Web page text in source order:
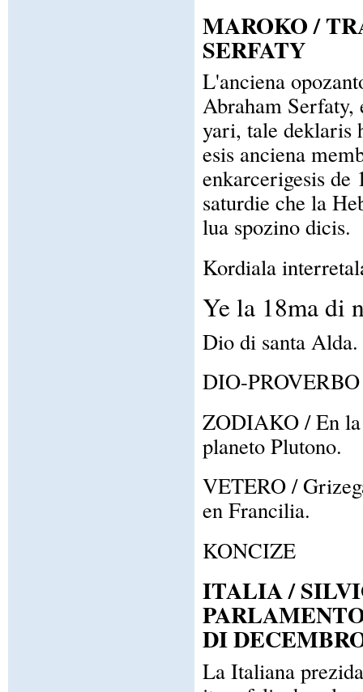
MAROKO /
SERFATY
L'anciena
Abraham
yari, tale deklaris
esis anciena
enkarcerigesis
saturdie che la
lua spozino dicis.
Kordiala
Ye la 18ma di
Dio di santa Alda.
DIO-
ZODIAKO / En la
planeto Plutono.
VETERO /
en Francilia.
KONCIZE
ITALIA /
DI
La Italiana